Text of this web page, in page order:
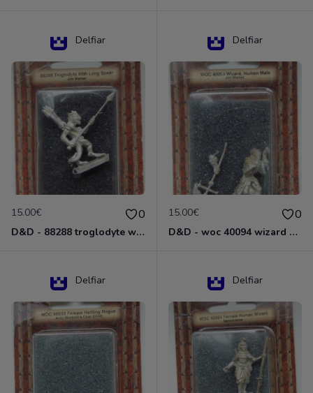
Delfiar
15.00€ 0
D&D - 88288 troglodyte with long Miniature - Donjons Dragons
Delfiar
15.00€ 0
D&D - woc 40094 wizard human male Miniature - Donjons Dragons
Delfiar Delfiar